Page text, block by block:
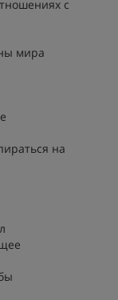
с
мира
на